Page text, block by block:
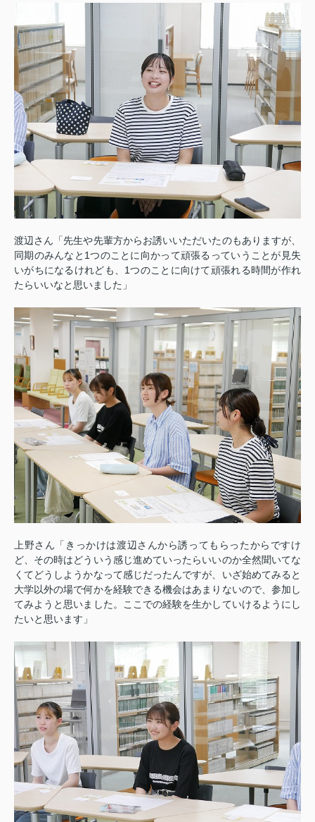
渡辺さん「先生や先輩方からお誘いいただいたのもありますが、
同期のみんなと1つのことに向かって頑張るっていうことが見失
いがちになるけれども、1つのことに向けて頑張れる時間が作れ
たらいいなと思いました」
上野さん「きっかけは渡辺さんから誘ってもらったからですけ
ど、その時はどういう感じ進めていったらいいのか全然聞いてな
くてどうしようかなって感じだったんですが、いざ始めてみると
大学以外の場で何かを経験できる機会はあまりないので、参加し
てみようと思いました。ここでの経験を生かしていけるようにし
たいと思います」